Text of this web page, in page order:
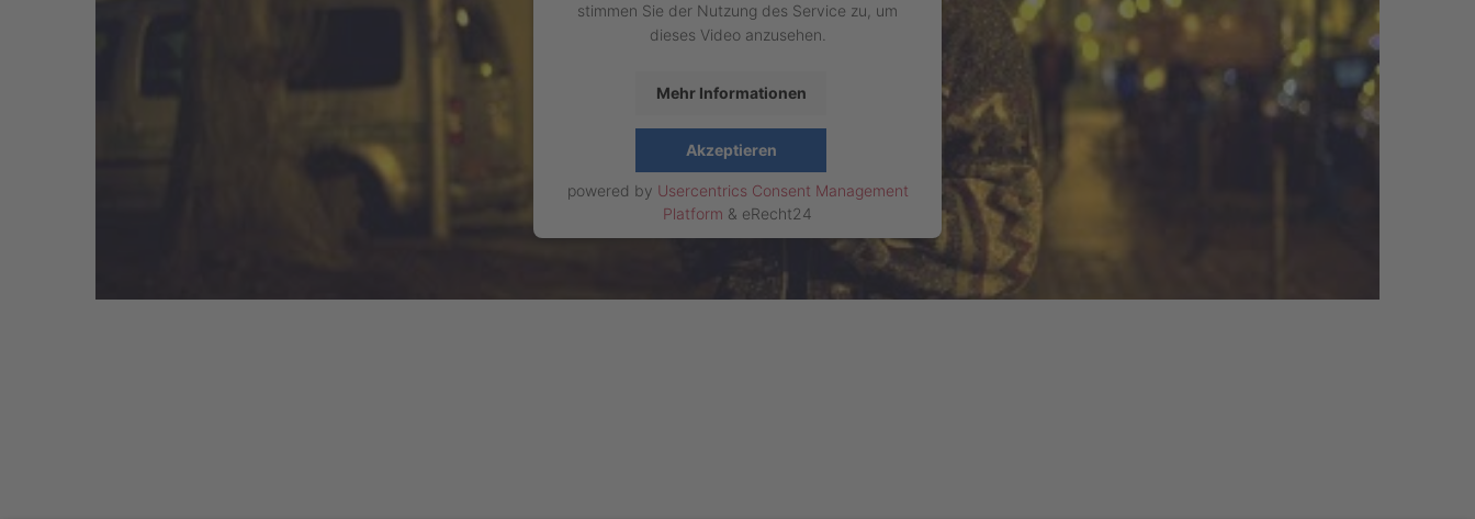
stimmen Sie der Nutzung des Service zu, um
dieses Video anzusehen.
Mehr Informationen
Akzeptieren
powered by Usercentrics Consent Management
Platform & eRecht24